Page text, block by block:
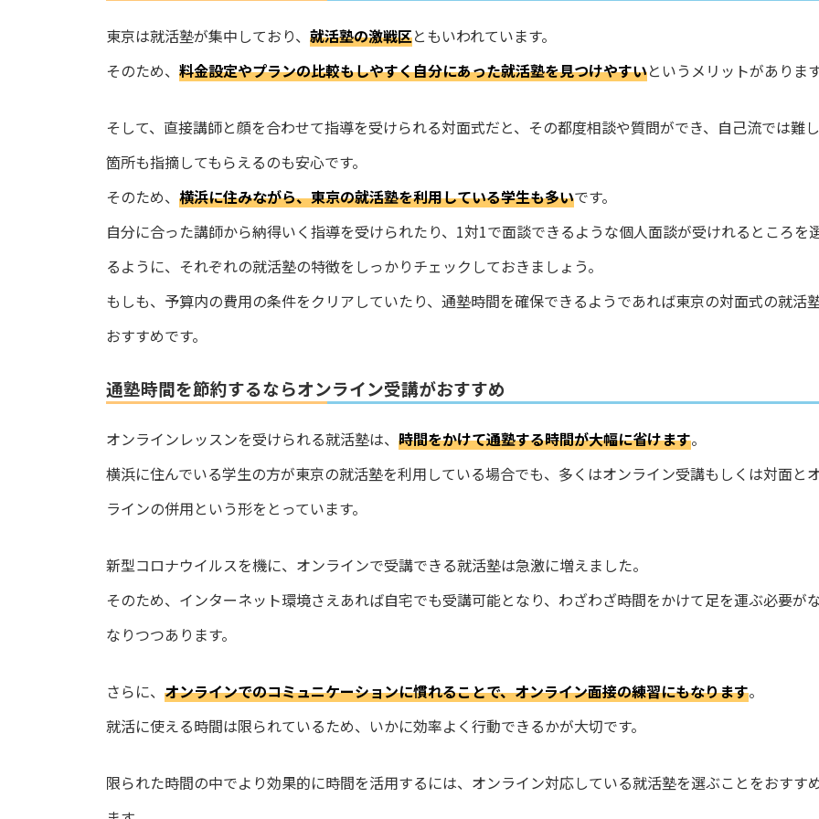
東京は就活塾が集中しており、 就活塾の激戦区ともいわれています。
そのため、 料金設定やプランの比較もしやすく自分にあった就活塾を見つけやすいというメリットがあります
そして、直接講師と顔を合わせて指導を受けられる対面式だと、その都度相談や質問ができ、自己流では難
箇所も指摘してもらえるのも安心です。
そのため、 横浜に住みながら、東京の就活塾を利用している学生も多いです。
自分に合った講師から納得いく指導を受けられたり、1対1で面談できるような個人面談が受けれるところを
るように、それぞれの就活塾の特徴をしっかりチェックしておきましょう。
もしも、予算内の費用の条件をクリアしていたり、通塾時間を確保できるようであれば東京の対面式の就活
おすすめです。
通塾時間を節約するならオンライン受講がおすすめ
オンラインレッスンを受けられる就活塾は、 時間をかけて通塾する時間が大幅に省けます。
横浜に住んでいる学生の方が東京の就活塾を利用している場合でも、多くはオンライン受講もしくは対面と
ラインの併用という形をとっています。
新型コロナウイルスを機に、オンラインで受講できる就活塾は急激に増えました。
そのため、インターネット環境さえあれば自宅でも受講可能となり、わざわざ時間をかけて足を運ぶ必要が
なりつつあります。
さらに、 オンラインでのコミュニケーションに慣れることで、オンライン面接の練習にもなります。
就活に使える時間は限られているため、いかに効率よく行動できるかが大切です。
限られた時間の中でより効果的に時間を活用するには、オンライン対応している就活塾を選ぶことをおすす